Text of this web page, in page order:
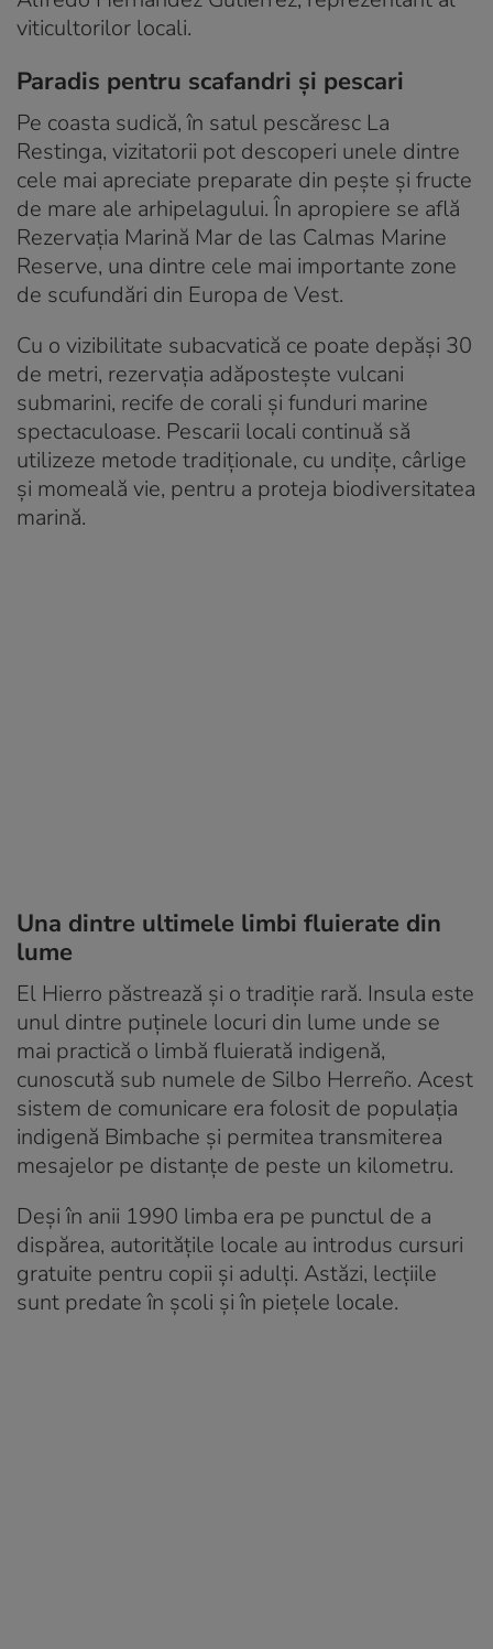
viticultorilor locali.
Paradis pentru scafandri și pescari
Pe coasta sudică, în satul pescăresc La
Restinga, vizitatorii pot descoperi unele dintre
cele mai apreciate preparate din pește și fructe
de mare ale arhipelagului. În apropiere se află
Rezervația Marină Mar de las Calmas Marine
Reserve, una dintre cele mai importante zone
de scufundări din Europa de Vest.
Cu o vizibilitate subacvatică ce poate depăși 30
de metri, rezervația adăpostește vulcani
submarini, recife de corali și funduri marine
spectaculoase. Pescarii locali continuă să
utilizeze metode tradiționale, cu undițe, cârlige
și momeală vie, pentru a proteja biodiversitatea
marină.
Una dintre ultimele limbi fluierate din
lume
El Hierro păstrează și o tradiție rară. Insula este
unul dintre puținele locuri din lume unde se
mai practică o limbă fluierată indigenă,
cunoscută sub numele de Silbo Herreño. Acest
sistem de comunicare era folosit de populația
indigenă Bimbache și permitea transmiterea
mesajelor pe distanțe de peste un kilometru.
Deși în anii 1990 limba era pe punctul de a
dispărea, autoritățile locale au introdus cursuri
gratuite pentru copii și adulți. Astăzi, lecțiile
sunt predate în școli și în piețele locale.